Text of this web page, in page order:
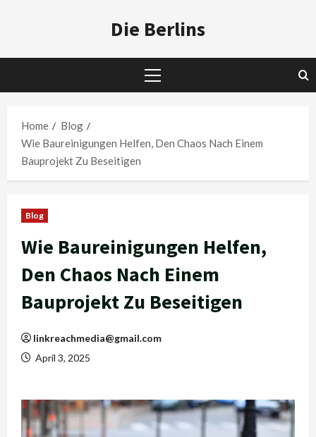
Die Berlins
Primary
Home
Blog
Wie Baureinigungen Helfen, Den Chaos Nach Einem
Bauprojekt Zu Beseitigen
Blog
Wie Baureinigungen Helfen,
Den Chaos Nach Einem
Bauprojekt Zu Beseitigen
linkreachmedia@gmail.com
April 3, 2025